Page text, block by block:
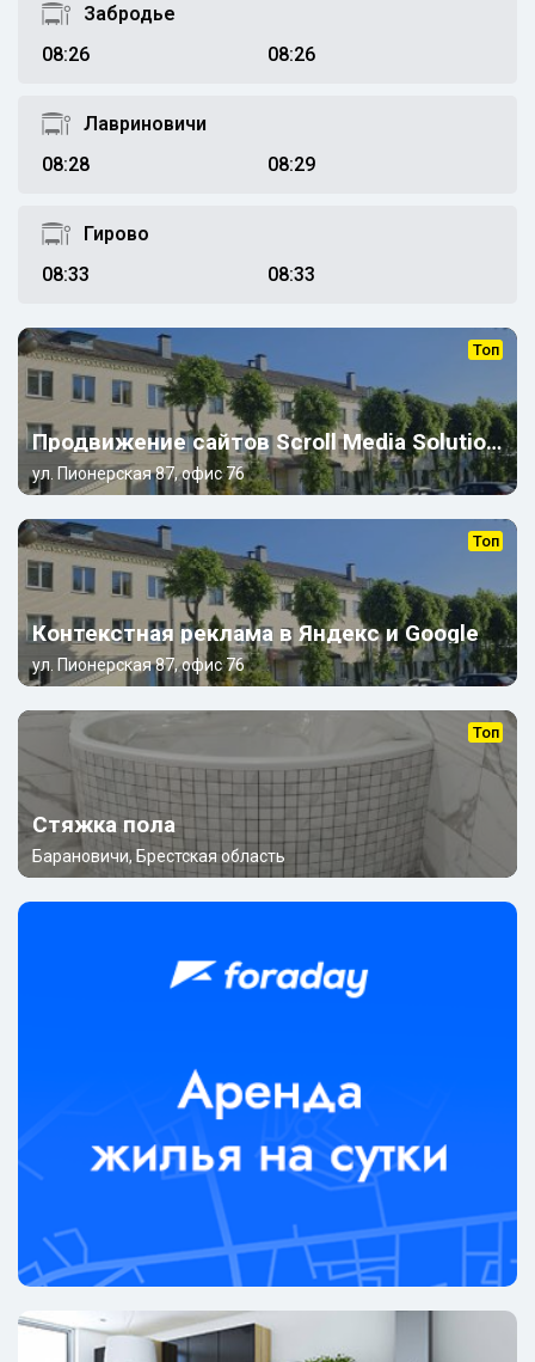
Забродье
08:26
08:26
Лавриновичи
08:28
08:29
Гирово
08:33
08:33
Топ
Продвижение сайтов Scroll Media Solutions
ул. Пионерская 87, офис 76
Топ
Контекстная реклама в Яндекс и Google
ул. Пионерская 87, офис 76
Топ
Стяжка пола
Барановичи, Брестская область